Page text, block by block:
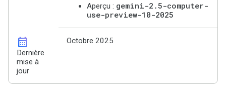
Aperçu : gemini-2.5-computer-
use-preview-10-2025
calendar_month
Dernière
mise à
jour
Octobre 2025